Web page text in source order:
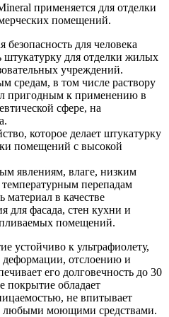
применяется для отделки
помещений.
для человека
штукатурку для отделки жилых
учреждений.
средам, в том числе раствору
пригодным к применению в
сфере, на
которое делает штукатурку
помещений с высокой
явлениям, влаге, низким
перепадам
материал в качестве
для фасада, стен кухни и
помещений.
устойчиво к ультрафиолету,
деформации, отслоению и
его долговечность до 30
покрытие обладает
не впитывает
любыми моющими средствами.